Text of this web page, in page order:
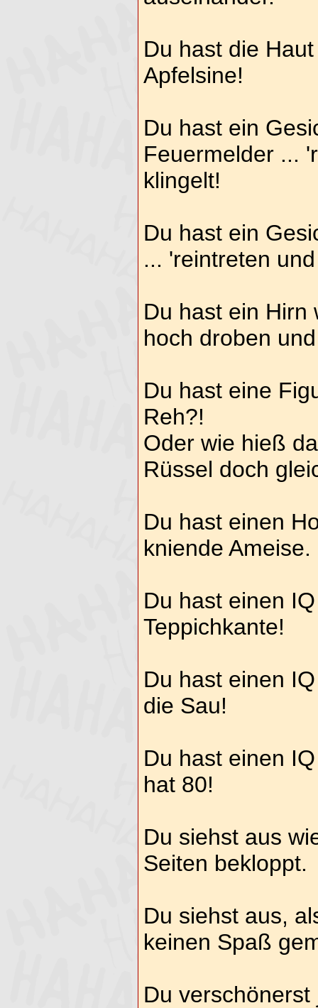
Du hast die
Apfelsine!
Du hast ein
Feuermelder ...
klingelt!
Du hast ein
... 'reintreten
Du hast ein Hirn
hoch droben
Du hast eine
Reh?!
Oder wie hieß
Rüssel doch
Du hast einen
kniende Ameise.
Du hast einen
Teppichkante!
Du hast einen
die Sau!
Du hast einen
hat 80!
Du siehst aus
Seiten bekloppt.
Du siehst aus,
keinen Spaß
Du